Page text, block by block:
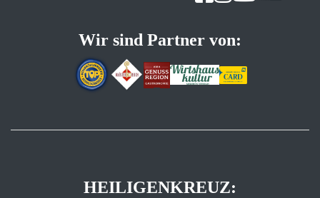
Wir sind Partner von:
HEILIGENKREUZ: